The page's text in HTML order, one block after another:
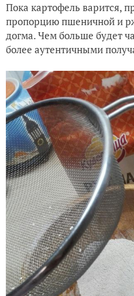
Пока картофель варится,
пропорцию пшеничной и
догма. Чем больше будет
более аутентичными